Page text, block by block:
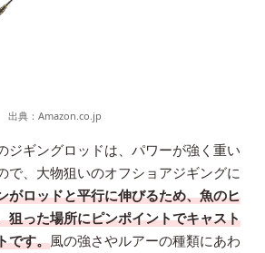
出典： Amazon.co.jp
ジギングロッドは、パワーが強く重い
で、大物狙いのオフショアジギングに
がロッドと平行に伸びるため、魚のヒ
狙った場所にピンポイントでキャスト
です。風の強さやルアーの種類にあわ